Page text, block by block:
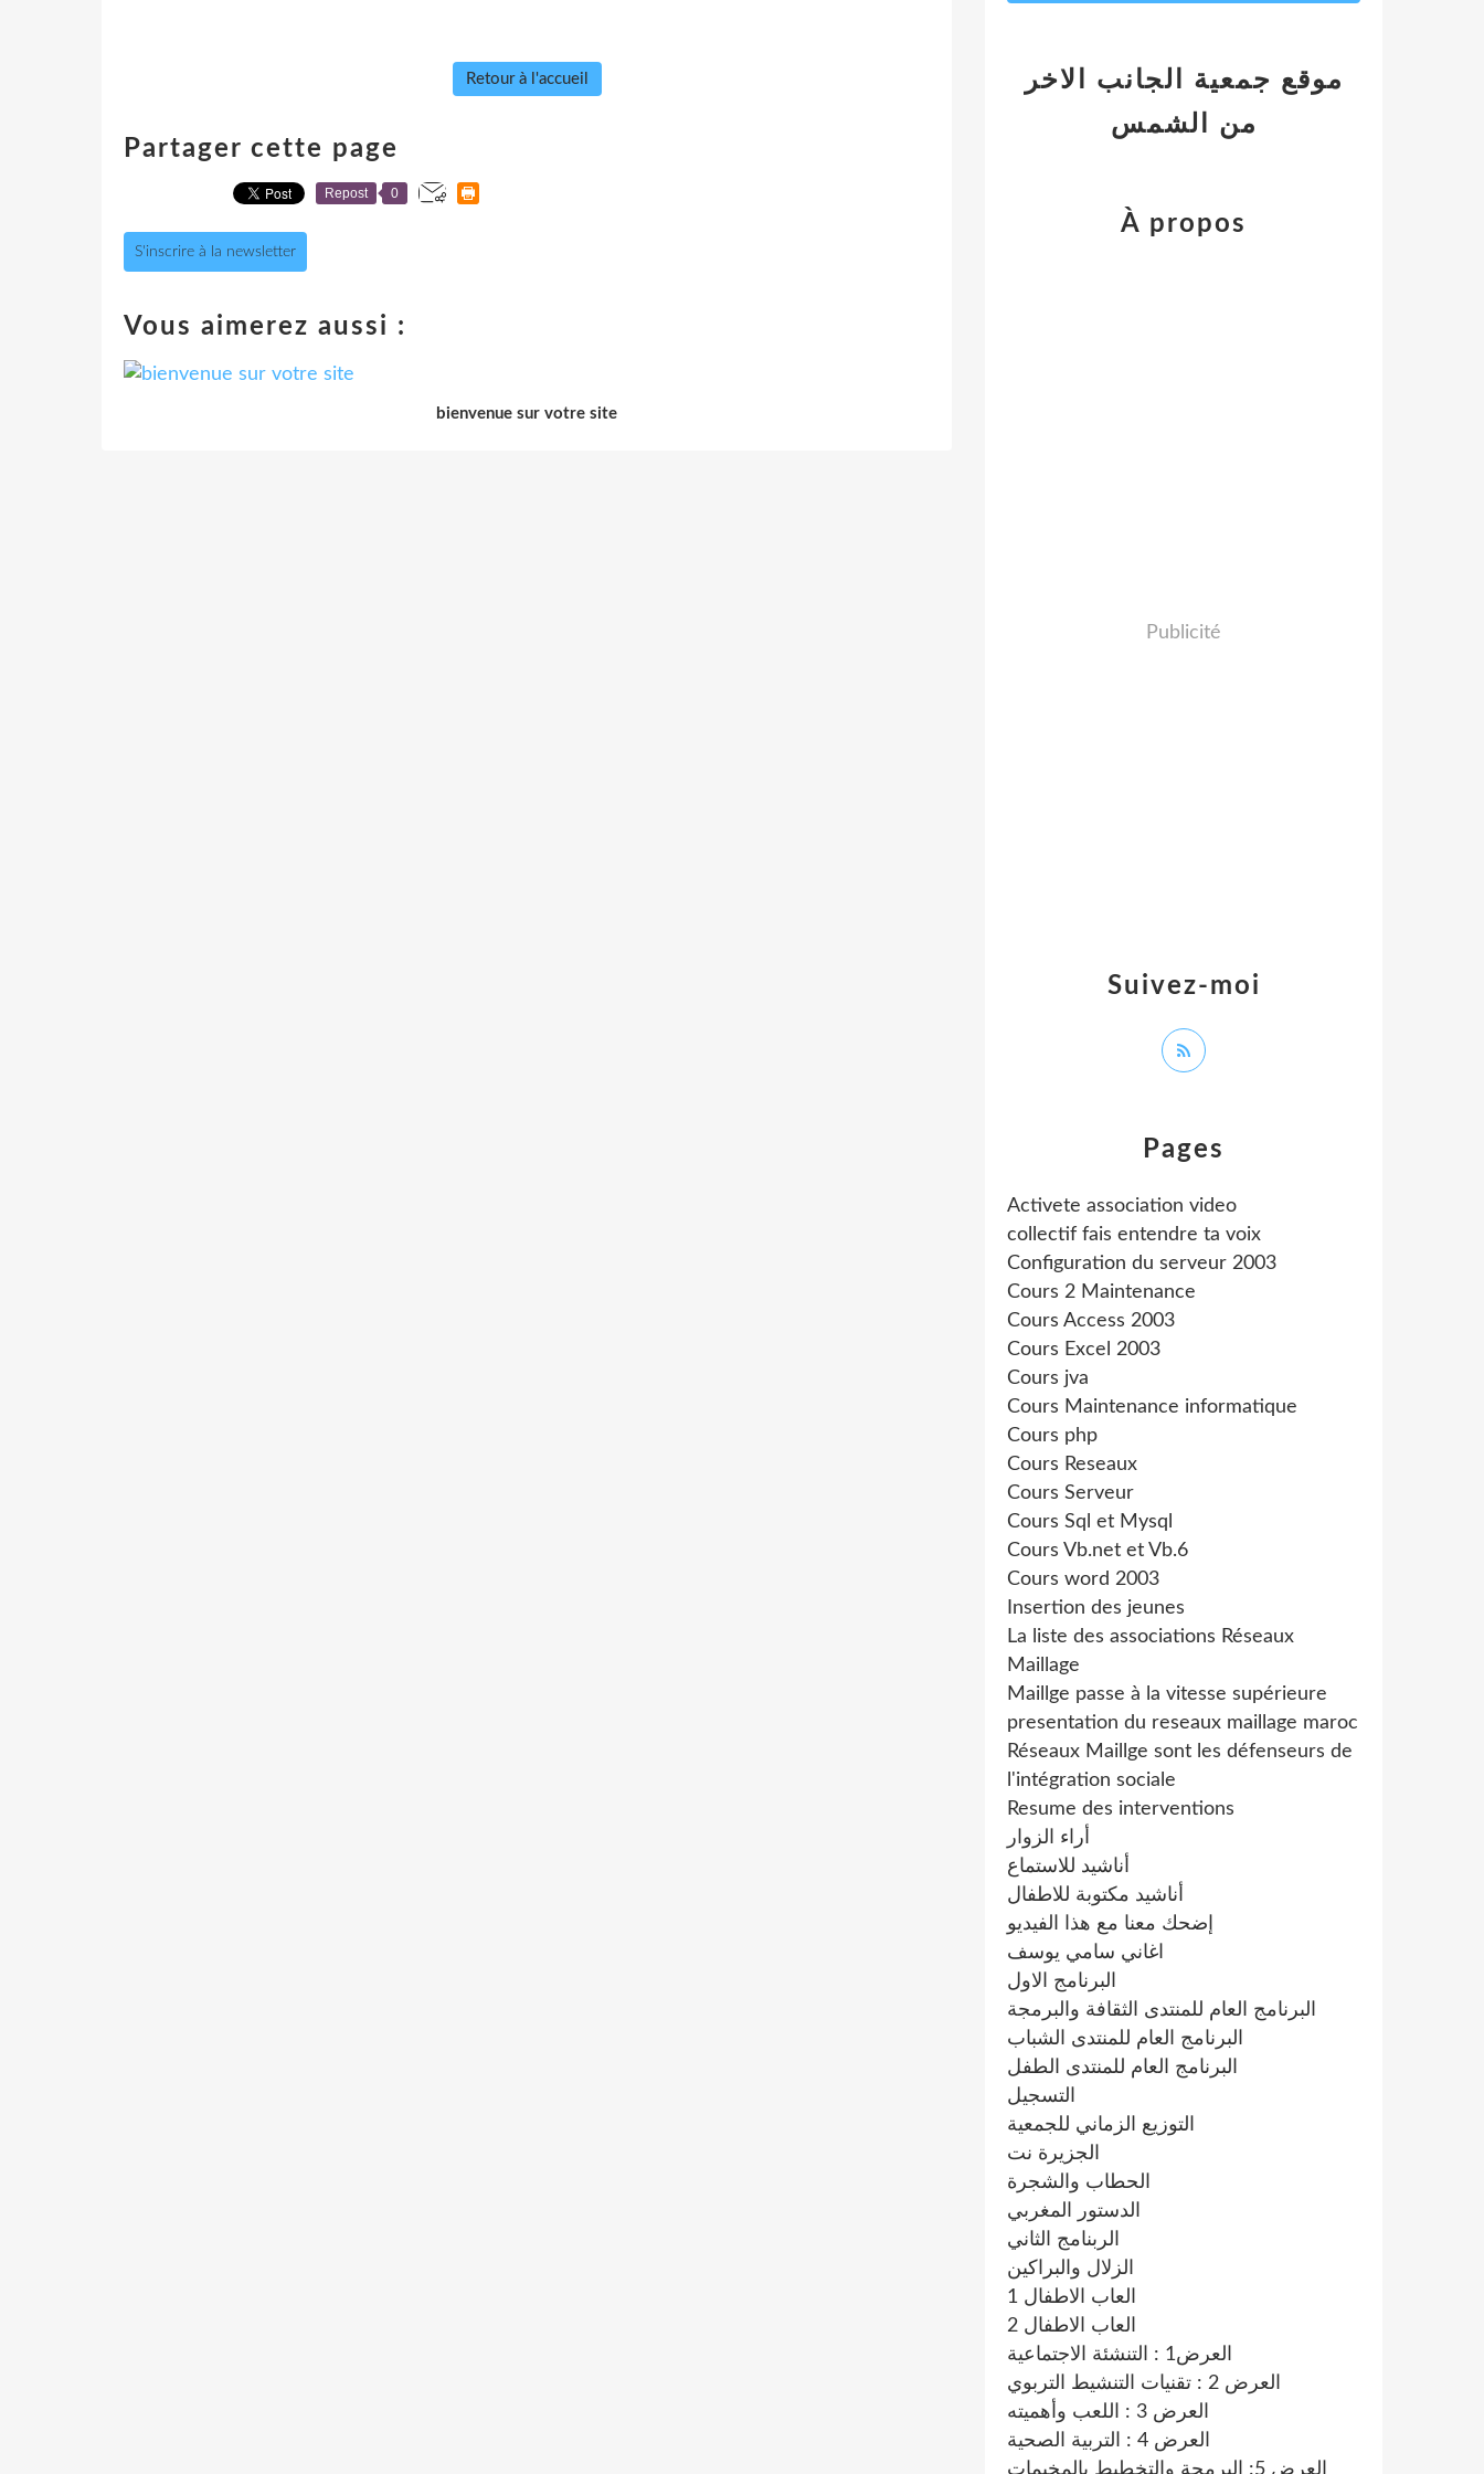
Retour à l'accueil
Partager cette page
Repost 0
S'inscrire à la newsletter
Vous aimerez aussi :
bienvenue sur votre site
Pages
Activete association video
collectif fais entendre ta voix
Configuration du serveur 2003
Cours 2 Maintenance
Cours Access 2003
Cours Excel 2003
Cours jva
Cours Maintenance informatique
Cours php
Cours Reseaux
Cours Serveur
Cours Sql et Mysql
Cours Vb.net et Vb.6
Cours word 2003
Insertion des jeunes
La liste des associations Réseaux
Maillage
Maillge passe à la vitesse supérieure
presentation du reseaux maillage maroc
Réseaux Maillge sont les défenseurs de
l'intégration sociale
Resume des interventions
أراء الزوار
أناشيد للاستماع
أناشيد مكتوبة للاطفال
إضحك معنا مع هذا الفيديو
اغاني سامي يوسف
البرنامج الاول
البرنامج العام للمنتدى الثقافة والبرمجة
البرنامج العام للمنتدى الشباب
البرنامج العام للمنتدى الطفل
التسجيل
التوزيع الزماني للجمعية
الجزيرة نت
الحطاب والشجرة
الدستور المغربي
الربنامج الثاني
الزلال والبراكين
العاب الاطفال 1
العاب الاطفال 2
العرض1 : التنشئة الاجتماعية
العرض 2 : تقنيات التنشيط التربوي
العرض 3 : اللعب وأهميته
العرض 4 : التربية الصحية
العرض 5: البرمجة والتخطيط بالمخيمات
موقع جمعية الجانب الاخر
من الشمس
Suivez-moi
À propos
Publicité